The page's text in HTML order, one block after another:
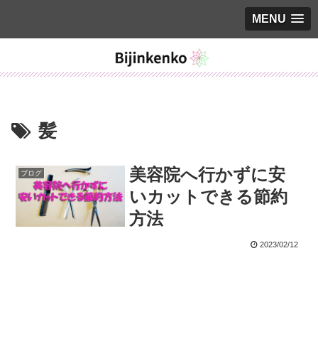
MENU
髪
ブログ
美容院へ行かずに安
いカットできる節約
方法
2023/02/12